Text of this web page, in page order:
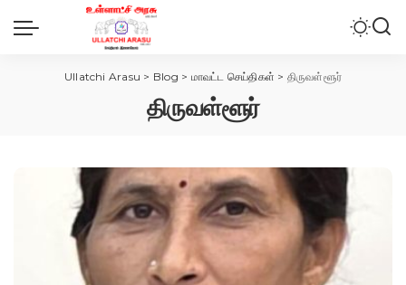
Ullatchi Arasu > Blog > மாவட்ட செய்திகள் > திருவள்ளூர்
திருவள்ளூர்